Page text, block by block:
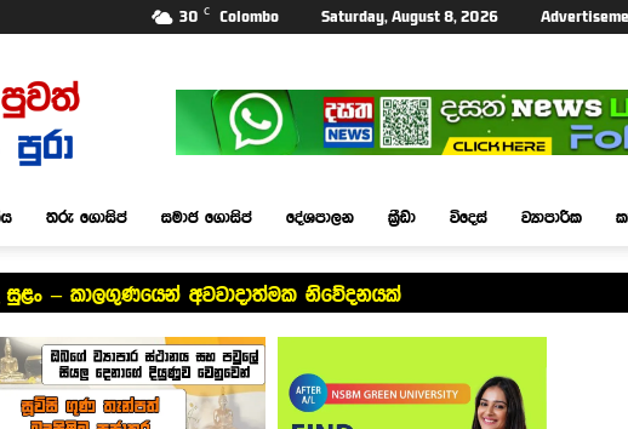
30 C Colombo Saturday, August 8, 2026
තරු ගොසිප් සමාජ ගොසිප් දේශපාලන ක්‍රීඩා විදෙස් ව්‍යාපාරික
සුළං – කාලගුණයෙන් අවවාදාත්මක නිවේදනයක්